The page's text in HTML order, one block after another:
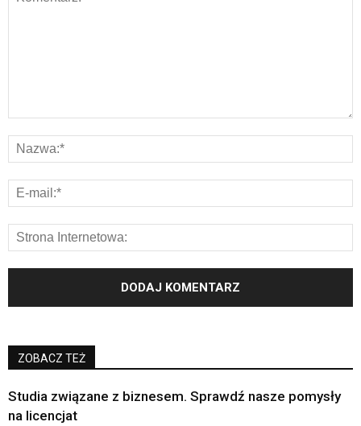
ZOBACZ TEŻ
Studia związane z biznesem. Sprawdź nasze pomysły
na licencjat